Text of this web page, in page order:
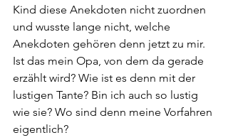
Kind diese Anekdoten nicht zuordnen
und wusste lange nicht, welche
Anekdoten gehören denn jetzt zu mir.
Ist das mein Opa, von dem da gerade
erzählt wird? Wie ist es denn mit der
lustigen Tante? Bin ich auch so lustig
wie sie? Wo sind denn meine Vorfahren
eigentlich?